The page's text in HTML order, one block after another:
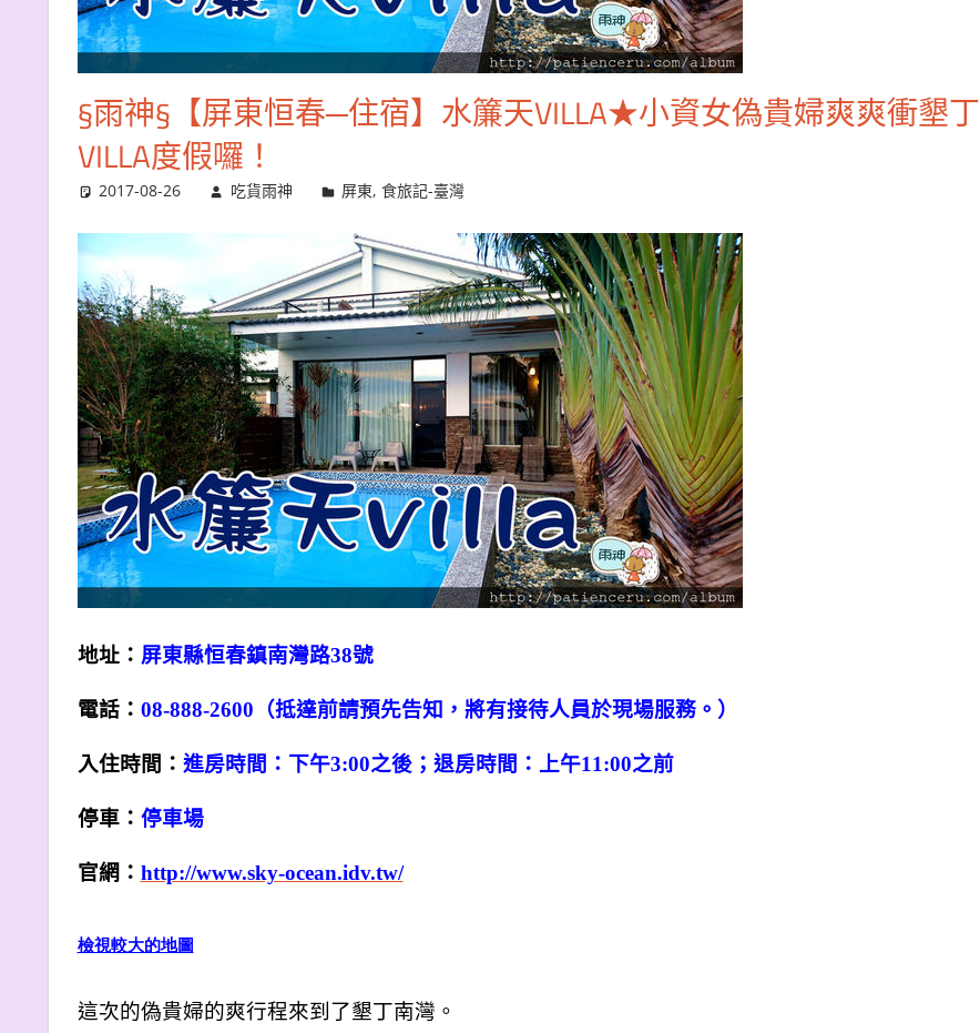
§雨神§【屏東恒春─住宿】水簾天VILLA★小資女偽貴婦爽爽衝墾丁
VILLA度假囉！
2017-08-26 吃貨雨神 屏東,食旅記-臺灣
地址： 屏東縣恒春鎮南灣路38號
電話： 08-888-2600 （抵達前請預先告知，將有接待人員於現場服務。）
入住時間： 進房時間：下午3:00之後；退房時間：上午11:00之前
停車： 停車場
官網： http://www.sky-ocean.idv.tw/
檢視較大的地圖
這次的偽貴婦的爽行程來到了墾丁南灣。